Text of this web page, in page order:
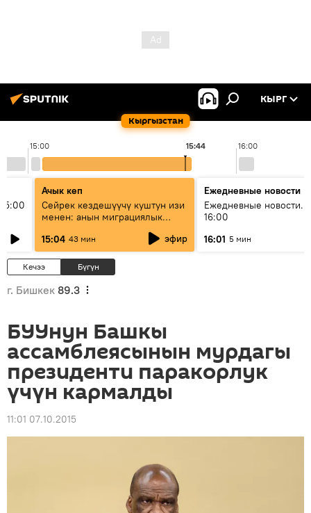
Кыргызстан
КЫРГ
15:00 16:00
15:44
Ачык кеп
Сейрек кездешүүчү куштун изи
менен: анын миграциялык
жолу эмнеден кабар берет?
15:04 43 мин эфир
Ежедневные новости
Ежедневные новости.
16:00
16:01 5 мин
Кечээ Бүгүн
г. Бишкек 89.3
БУУнун Башкы
ассамблеясынын мурдагы
президенти паракорлук
үчүн кармалды
11:01 07.10.2015